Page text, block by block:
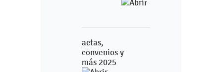
actas,
convenios y
más 2025